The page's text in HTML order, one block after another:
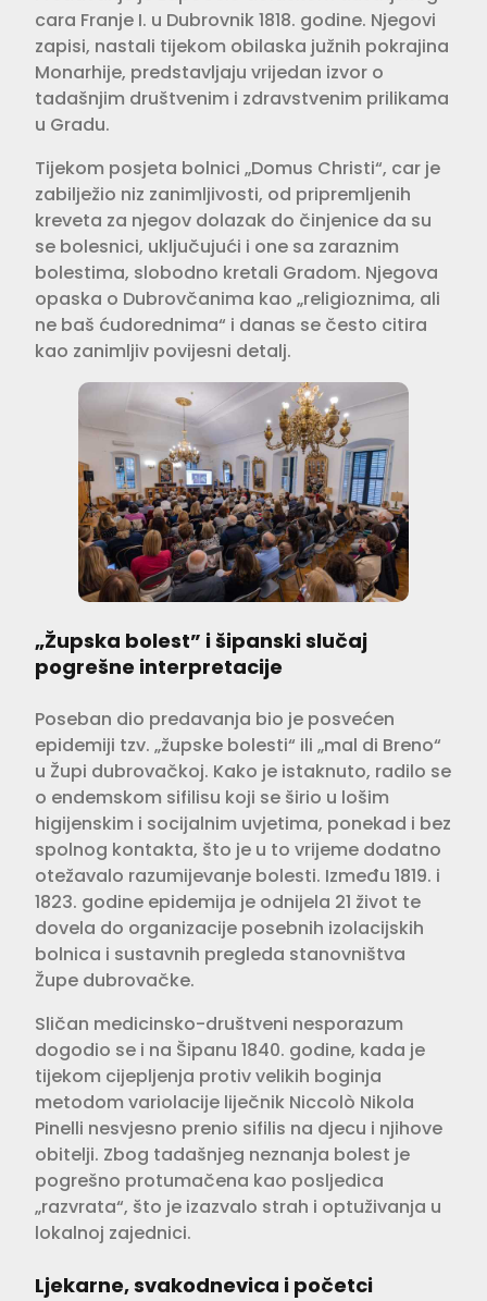
cara Franje I. u Dubrovnik 1818. godine. Njegovi
zapisi, nastali tijekom obilaska južnih pokrajina
Monarhije, predstavljaju vrijedan izvor o
tadašnjim društvenim i zdravstvenim prilikama
u Gradu.
Tijekom posjeta bolnici „Domus Christi“, car je
zabilježio niz zanimljivosti, od pripremljenih
kreveta za njegov dolazak do činjenice da su
se bolesnici, uključujući i one sa zaraznim
bolestima, slobodno kretali Gradom. Njegova
opaska o Dubrovčanima kao „religioznima, ali
ne baš ćudorednima“ i danas se često citira
kao zanimljiv povijesni detalj.
„Župska bolest” i šipanski slučaj
pogrešne interpretacije
Poseban dio predavanja bio je posvećen
epidemiji tzv. „župske bolesti“ ili „mal di Breno“
u Župi dubrovačkoj. Kako je istaknuto, radilo se
o endemskom sifilisu koji se širio u lošim
higijenskim i socijalnim uvjetima, ponekad i bez
spolnog kontakta, što je u to vrijeme dodatno
otežavalo razumijevanje bolesti. Između 1819. i
1823. godine epidemija je odnijela 21 život te
dovela do organizacije posebnih izolacijskih
bolnica i sustavnih pregleda stanovništva
Župe dubrovačke.
Sličan medicinsko-društveni nesporazum
dogodio se i na Šipanu 1840. godine, kada je
tijekom cijepljenja protiv velikih boginja
metodom variolacije liječnik Niccolò Nikola
Pinelli nesvjesno prenio sifilis na djecu i njihove
obitelji. Zbog tadašnjeg neznanja bolest je
pogrešno protumačena kao posljedica
„razvrata“, što je izazvalo strah i optuživanja u
lokalnoj zajednici.
Ljekarne, svakodnevica i početci